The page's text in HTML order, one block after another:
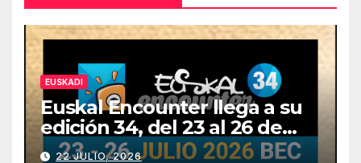
EUSKADI
Euskal Encounter llega a su
edición 34, del 23 al 26 de
julio
22 JULIO, 2026